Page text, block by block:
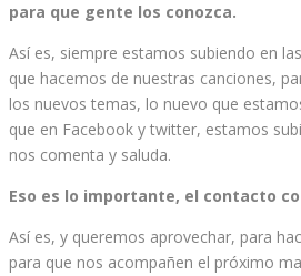
para que gente los conozca.
Así es, siempre estamos subiendo en
que hacemos de nuestras canciones,
los nuevos temas, lo nuevo que
que en Facebook y twitter, estamos
nos comenta y saluda.
Eso es lo importante, el contacto
Así es, y queremos aprovechar, para
para que nos acompañen el próximo